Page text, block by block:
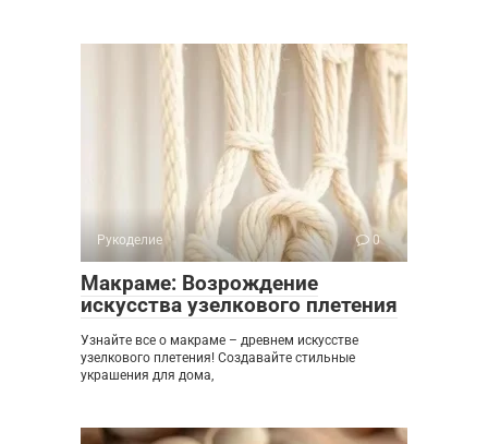
Рукоделие 0
Макраме: Возрождение
искусства узелкового плетения
Узнайте все о макраме – древнем искусстве
узелкового плетения! Создавайте стильные
украшения для дома,